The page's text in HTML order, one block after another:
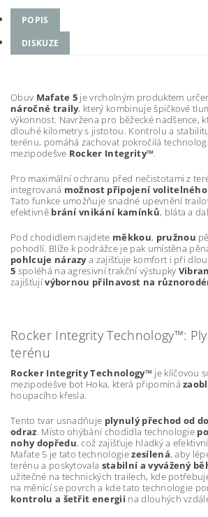
POPIS
DISKUZE
Obuv Mafate 5 je vrcholným produktem
náročné traily, který kombinuje špičkové
výkonnost. Navržena pro běžecké nadšence,
dlouhé kilometry s jistotou. Kontrolu a
terénu, pomáhá zachovat pokročilá
mezipodešve Rocker Integrity™.
Pro maximální ochranu před nečistotami z
integrovaná možnost připojení
Tato funkce umožňuje snadné upevnění
efektivně brání vnikání kamínků, bláta a
Pod chodidlem najdete měkkou, pružnou
pohodlí. Blíže k podrážce je pak umístěna
pohlcuje nárazya zajišťuje komfort i při
5 spoléhá na agresivní trakční výstupky
zajišťujívýbornou přilnavost na
Rocker Integrity Technology™:
terénu
Rocker Integrity Technology™ je klíčovou
mezipodešve bot Hoka, která připomíná
houpacího křesla.
Tento tvar usnadňuje plynulý přechod od
odraz. Místo ohýbání chodidla technologie
nohy dopředu, což zajišťuje hladký a
Mafate 5 je tato technologiezesílená, aby
terénu a poskytovala stabilní a vyvážený
užitečné na technických trailech, kde
na měnící se povrch a kde tato technologie
kontrolu a šetřit energii na dlouhých